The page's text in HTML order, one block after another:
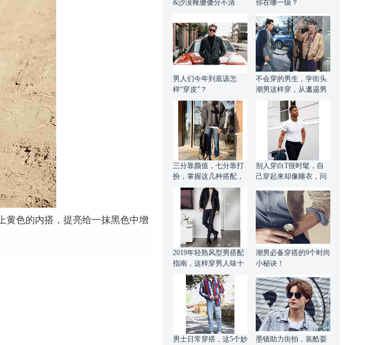
色的内搭，提亮给一抹黑色中增
&沙漠靴傻傻分不清
你在哪一级？
男人们今年到底该怎
样“穿皮”？
不会穿的男生，学街头
潮男这样穿，从邋遢男
变暖男
三分靠颜值，七分靠打
扮，掌握这几种搭配，
轻松应对各种场合
别人穿白T很时髦，自
己穿起来却像睡衣，问
2019年轻熟风型男搭配
指南，这样穿男人味十
足，适合上班的你
潮男必备穿搭的9个时尚
小秘诀！
男士日常穿搭，这5个妙
墨镜助力街拍，装酷耍